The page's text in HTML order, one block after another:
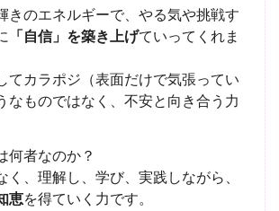
きのエネルギーで、やる気や挑戦す
「自信」を築き上げていってくれま
てカラポジ（表面だけで気張ってい
なものではなく、不安と向き合う力
何者なのか？
く、理解し、学び、実践しながら、
恵を得ていく力です。